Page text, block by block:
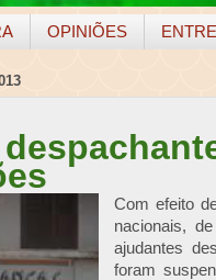
OPINIÕES
Com efeito
nacionais,
ajudantes
foram